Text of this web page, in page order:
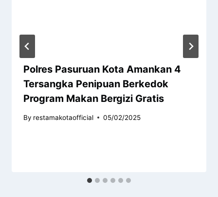
Polres Pasuruan Kota Amankan 4
Tersangka Penipuan Berkedok
Program Makan Bergizi Gratis
By restamakotaofficial 05/02/2025